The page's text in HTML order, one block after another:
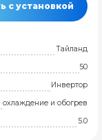
с установкой
Тайланд
50
Инвертор
охлаждение и обогрев
5.0